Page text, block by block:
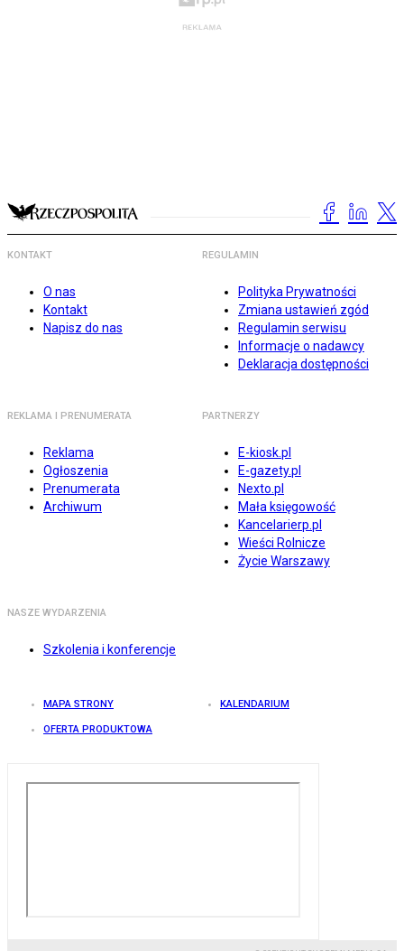
KONTAKT
O nas
Kontakt
Napisz do nas
REGULAMIN
Polityka Prywatności
Zmiana ustawień zgód
Regulamin serwisu
Informacje o nadawcy
Deklaracja dostępności
REKLAMA I PRENUMERATA
Reklama
Ogłoszenia
Prenumerata
Archiwum
PARTNERZY
E-kiosk.pl
E-gazety.pl
Nexto.pl
Mała księgowość
Kancelarierp.pl
Wieści Rolnicze
Życie Warszawy
NASZE WYDARZENIA
Szkolenia i konferencje
MAPA STRONY KALENDARIUM
OFERTA PRODUKTOWA